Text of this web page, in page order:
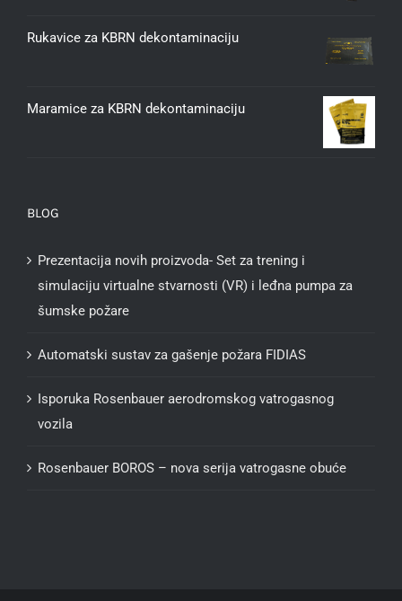
Rukavice za KBRN dekontaminaciju
Maramice za KBRN dekontaminaciju
BLOG
Prezentacija novih proizvoda- Set za trening i
simulaciju virtualne stvarnosti (VR) i leđna pumpa za
šumske požare
Automatski sustav za gašenje požara FIDIAS
Isporuka Rosenbauer aerodromskog vatrogasnog
vozila
Rosenbauer BOROS – nova serija vatrogasne obuće